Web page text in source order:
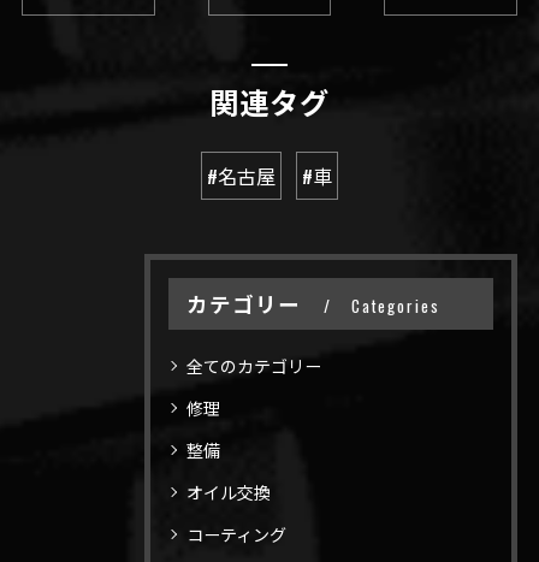
関連タグ
#名古屋 #車
カテゴリー Categories
全てのカテゴリー
修理
整備
オイル交換
コーティング